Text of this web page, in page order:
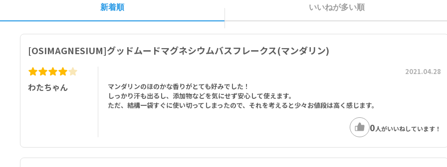
新着順 いいねが多い順
[OSIMAGNESIUM]グッドムードマグネシウムバスフレークス(マンダリン)
わたちゃん
2021.04.28
マンダリンのほのかな香りがとても好みでした！
しっかり汗も出るし、添加物などを気にせず安心して使えます。
ただ、結構一袋すぐに使い切ってしまったので、それを考えると少々お値段は高く感じます。
0人がいいねしています！